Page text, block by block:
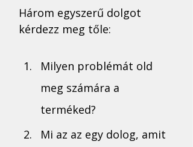
Három egyszerű dolgot
kérdezz meg tőle:
Milyen problémát old
meg számára a
terméked?
Mi az az egy dolog, amit